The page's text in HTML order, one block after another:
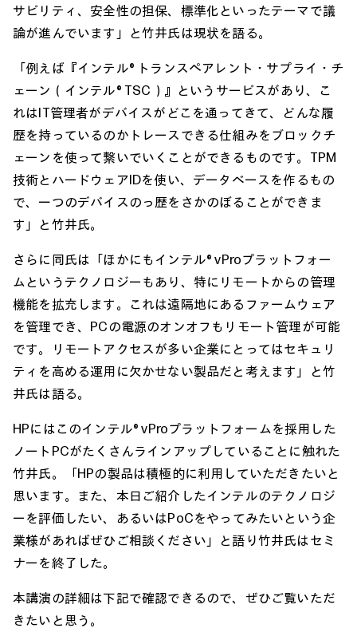
サビリティ、安全性の担保、標準化といったテーマで議
論が進んでいます」と竹井氏は現状を語る。
「例えば『インテル® トランスペアレント・サプライ・チ
ェーン（インテル® TSC）』というサービスがあり、こ
れはIT管理者がデバイスがどこを通ってきて、どんな履
歴を持っているのかトレースできる仕組みをブロックチ
ェーンを使って繋いでいくことができるものです。TPM
技術とハードウェアIDを使い、データベースを作るもの
で、一つのデバイスのっ歴をさかのぼることができま
す」と竹井氏。
さらに同氏は「ほかにもインテル® vProプラットフォー
ムというテクノロジーもあり、特にリモートからの管理
機能を拡充します。これは遠隔地にあるファームウェア
を管理でき、PCの電源のオンオフもリモート管理が可能
です。リモートアクセスが多い企業にとってはセキュリ
ティを高める運用に欠かせない製品だと考えます」と竹
井氏は語る。
HPにはこのインテル® vProプラットフォームを採用した
ノートPCがたくさんラインアップしていることに触れた
竹井氏。「HPの製品は積極的に利用していただきたいと
思います。また、本日ご紹介したインテルのテクノロジ
ーを評価したい、あるいはPoCをやってみたいという企
業様があればぜひご相談ください」と語り竹井氏はセミ
ナーを終了した。
本講演の詳細は下記で確認できるので、ぜひご覧いただ
きたいと思う。